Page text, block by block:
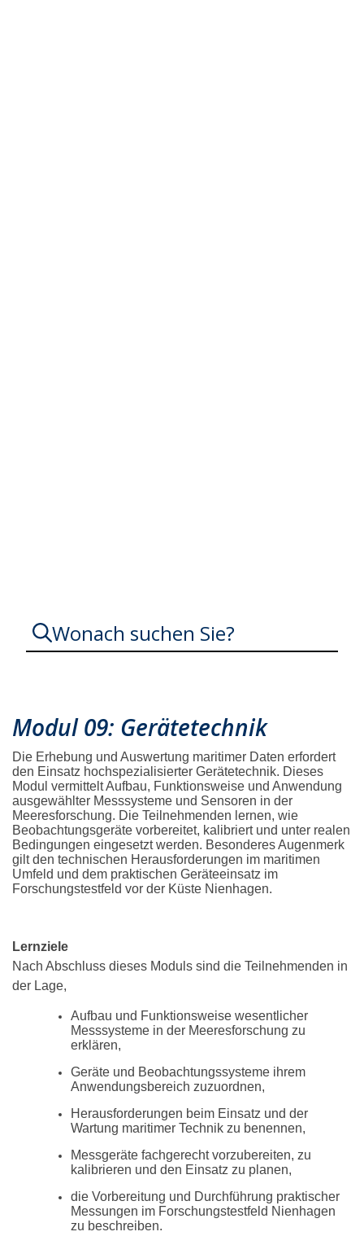
Wonach suchen Sie?
Modul 09: Gerätetechnik
Die Erhebung und Auswertung maritimer Daten erfordert
den Einsatz hochspezialisierter Gerätetechnik. Dieses
Modul vermittelt Aufbau, Funktionsweise und Anwendung
ausgewählter Messsysteme und Sensoren in der
Meeresforschung. Die Teilnehmenden lernen, wie
Beobachtungsgeräte vorbereitet, kalibriert und unter realen
Bedingungen eingesetzt werden. Besonderes Augenmerk
gilt den technischen Herausforderungen im maritimen
Umfeld und dem praktischen Geräteeinsatz im
Forschungstestfeld vor der Küste Nienhagen.
Lernziele
Nach Abschluss dieses Moduls sind die Teilnehmenden in
der Lage,
Aufbau und Funktionsweise wesentlicher
Messsysteme in der Meeresforschung zu
erklären,
Geräte und Beobachtungssysteme ihrem
Anwendungsbereich zuzuordnen,
Herausforderungen beim Einsatz und der
Wartung maritimer Technik zu benennen,
Messgeräte fachgerecht vorzubereiten, zu
kalibrieren und den Einsatz zu planen,
die Vorbereitung und Durchführung praktischer
Messungen im Forschungstestfeld Nienhagen
zu beschreiben.